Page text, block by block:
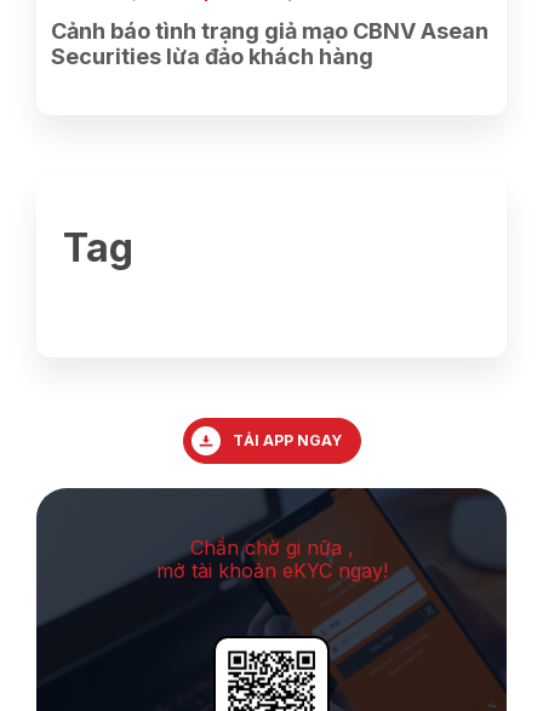
Cảnh báo tình trạng giả mạo CBNV Asean
Securities lừa đảo khách hàng
Tag
TẢI APP NGAY
Chần chờ gi nữa ,
mở tài khoản eKYC ngay!